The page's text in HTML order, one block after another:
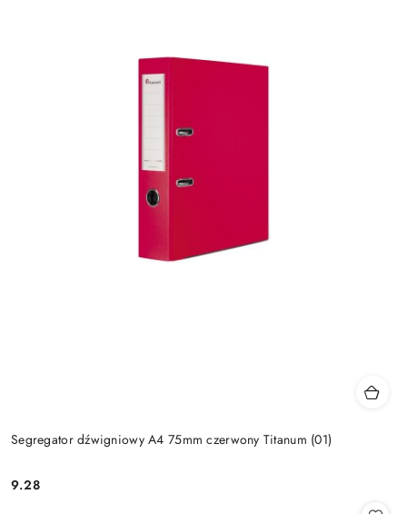
Segregator dźwigniowy A4 75mm czerwony Titanum (01)
Cena:
9.28